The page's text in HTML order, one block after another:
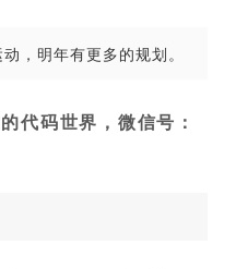
，明年有更多的规划。
代码世界，微信号：